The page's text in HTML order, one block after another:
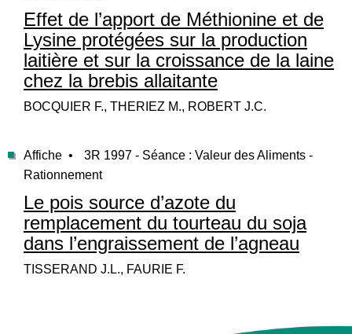
Effet de l’apport de Méthionine et de
Lysine protégées sur la production
laitière et sur la croissance de la laine
chez la brebis allaitante
BOCQUIER F., THERIEZ M., ROBERT J.C.
Affiche •
3R 1997 - Séance : Valeur des Aliments -
Rationnement
Le pois source d’azote du
remplacement du tourteau du soja
dans l’engraissement de l’agneau
TISSERAND J.L., FAURIE F.